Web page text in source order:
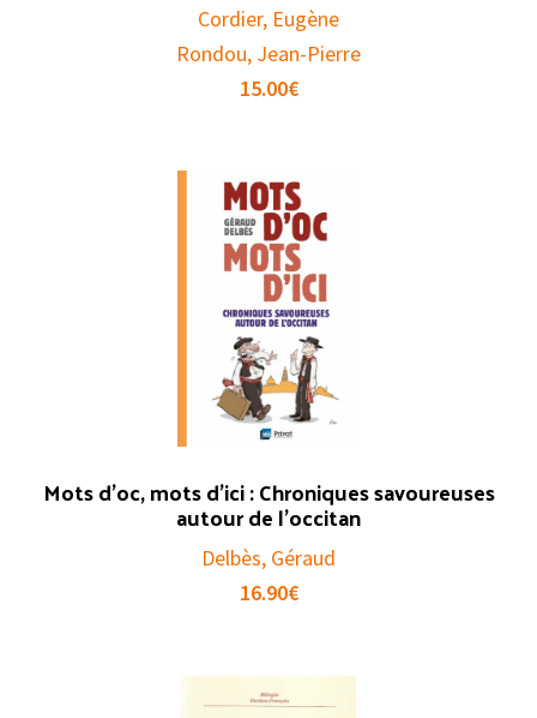
Cordier, Eugène
Rondou, Jean-Pierre
15.00€
Mots d’oc, mots d’ici : Chroniques savoureuses
autour de l’occitan
Delbès, Géraud
16.90€